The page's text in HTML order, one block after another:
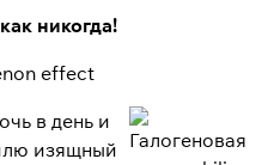
никогда!
effect
в день и
изящный